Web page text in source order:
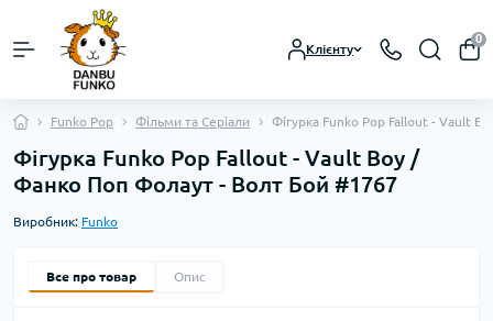
Клієнту
0
Funko Pop Фільми та Серіали Фігурка Funko Pop Fallout - Vault
Фігурка Funko Pop Fallout - Vault Boy /
Фанко Поп Фолаут - Волт Бой #1767
Виробник: Funko
Все про товар Опис